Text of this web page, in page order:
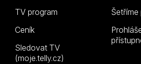
TV program
Ceník
Sledovat TV
(moje.telly.cz)
Šetříme